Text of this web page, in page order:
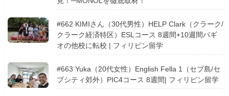
#662 KIMIさん（30代男性）HELP Clark（クラーク/
クラーク経済特区）ESLコース 8週間+10週間バギ
オの他校に転校 | フィリピン留学
#663 Yuka（20代女性）English Fella 1（セブ島/セ
ブシティ郊外）PIC4コース 8週間| フィリピン留学